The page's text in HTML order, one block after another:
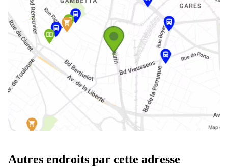
Autres endroits par cette adresse